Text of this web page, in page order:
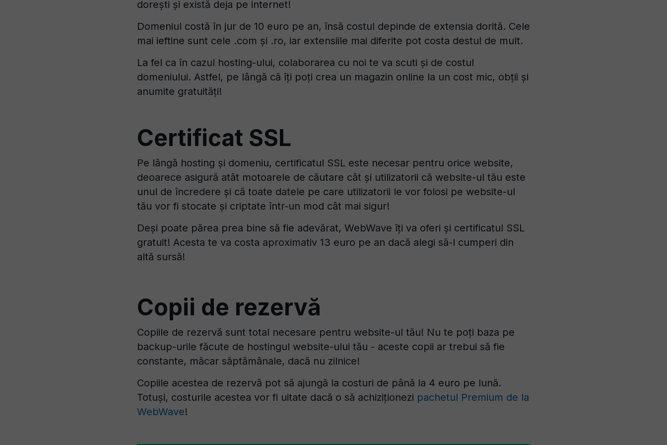
dorești și există deja pe internet!
Domeniul costă în jur de 10 euro pe an, însă costul depinde de extensia dorită. Cele
mai ieftine sunt cele .com și .ro, iar extensiile mai diferite pot costa destul de mult.
La fel ca în cazul hosting-ului, colaborarea cu noi te va scuti și de costul
domeniului. Astfel, pe lângă că îți poți crea un magazin online la un cost mic, obții și
anumite gratuități!
Certificat SSL
Pe lângă hosting și domeniu, certificatul SSL este necesar pentru orice website,
deoarece asigură atât motoarele de căutare cât și utilizatorii că website-ul tău este
unul de încredere și că toate datele pe care utilizatorii le vor folosi pe website-ul
tău vor fi stocate și criptate într-un mod cât mai sigur!
Deși poate părea prea bine să fie adevărat, WebWave îți va oferi și certificatul SSL
gratuit! Acesta te va costa aproximativ 13 euro pe an dacă alegi să-l cumperi din
altă sursă!
Copii de rezervă
Copiile de rezervă sunt total necesare pentru website-ul tău! Nu te poți baza pe
backup-urile făcute de hostingul website-ului tău - aceste copii ar trebui să fie
constante, măcar săptămânale, dacă nu zilnice!
Copiile acestea de rezervă pot să ajungă la costuri de până la 4 euro pe lună.
Totuși, costurile acestea vor fi uitate dacă o să achiziționezi pachetul Premium de la
WebWave!